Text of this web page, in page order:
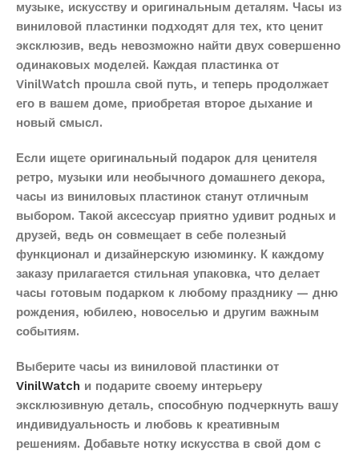
музыке, искусству и оригинальным деталям. Часы из
виниловой пластинки подходят для тех, кто ценит
эксклюзив, ведь невозможно найти двух совершенно
одинаковых моделей. Каждая пластинка от
VinilWatch прошла свой путь, и теперь продолжает
его в вашем доме, приобретая второе дыхание и
новый смысл.
Если ищете оригинальный подарок для ценителя
ретро, музыки или необычного домашнего декора,
часы из виниловых пластинок станут отличным
выбором. Такой аксессуар приятно удивит родных и
друзей, ведь он совмещает в себе полезный
функционал и дизайнерскую изюминку. К каждому
заказу прилагается стильная упаковка, что делает
часы готовым подарком к любому празднику — дню
рождения, юбилею, новоселью и другим важным
событиям.
Выберите часы из виниловой пластинки от
VinilWatch и подарите своему интерьеру
эксклюзивную деталь, способную подчеркнуть вашу
индивидуальность и любовь к креативным
решениям. Добавьте нотку искусства в свой дом с